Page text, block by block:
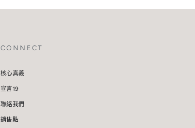
CONNECT
核心真義
宣言19
聯絡我們
銷售點